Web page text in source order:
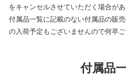
をキャンセルさせていただく場合があ
付属品一覧に記載のない付属品の販
の入荷予定もございませんので何卒ご
付属品